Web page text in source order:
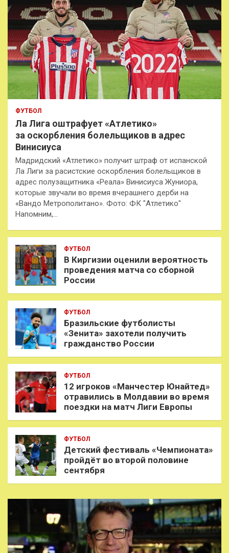
ФУТБОЛ
Ла Лига оштрафует «Атлетико»
за оскорбления болельщиков в адрес
Винисиуса
Мадридский «Атлетико» получит штраф от испанской
Ла Лиги за расистские оскорбления болельщиков в
адрес полузащитника «Реала» Винисиуса Жуниора,
которые звучали во время вчерашнего дерби на
«Вандо Метрополитано». Фото: ФК "Атлетико"
Напомним,…
ФУТБОЛ
В Киргизии оценили вероятность
проведения матча со сборной
России
ФУТБОЛ
Бразильские футболисты
«Зенита» захотели получить
гражданство России
ФУТБОЛ
12 игроков «Манчестер Юнайтед»
отравились в Молдавии во время
поездки на матч Лиги Европы
ФУТБОЛ
Детский фестиваль «Чемпионата»
пройдёт во второй половине
сентября